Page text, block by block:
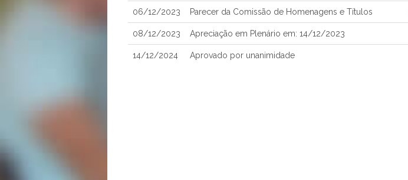
06/12/2023 Parecer da Comissão de Homenagens e Títulos
08/12/2023 Apreciação em Plenário em: 14/12/2023
14/12/2024 Aprovado por unanimidade